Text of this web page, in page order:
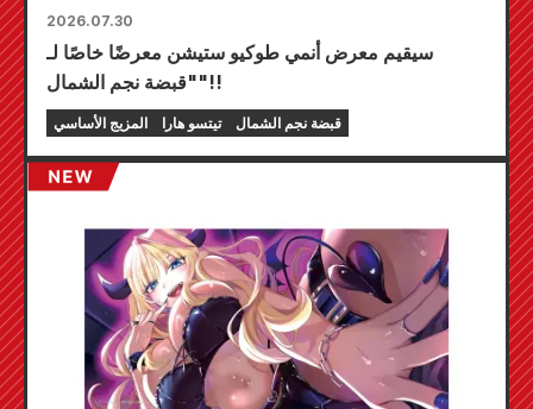
2026.07.30
سيقيم معرض أنمي طوكيو ستيشن معرضًا خاصًا لـ
"قبضة نجم الشمال"!!
المزيج الأساسي تيتسو هارا قبضة نجم الشمال